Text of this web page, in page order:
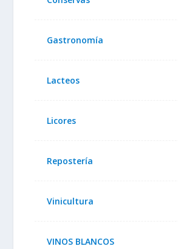
Gastronomía
Lacteos
Licores
Repostería
Vinicultura
VINOS BLANCOS